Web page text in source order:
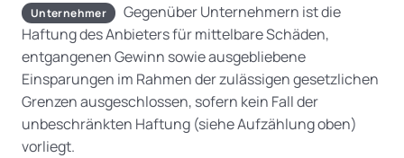
Unternehmer
Gegenüber Unternehmern ist die
Haftung des Anbieters für mittelbare Schäden,
entgangenen Gewinn sowie ausgebliebene
Einsparungen im Rahmen der zulässigen gesetzlichen
Grenzen ausgeschlossen, sofern kein Fall der
unbeschränkten Haftung (siehe Aufzählung oben)
vorliegt.